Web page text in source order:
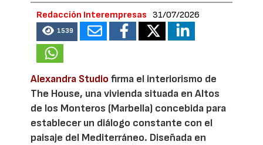
Redacción Interempresas 31/07/2026
1539
Alexandra Studio firma el interiorismo de
The House, una vivienda situada en Altos
de los Monteros (Marbella) concebida para
establecer un diálogo constante con el
paisaje del Mediterráneo. Diseñada en